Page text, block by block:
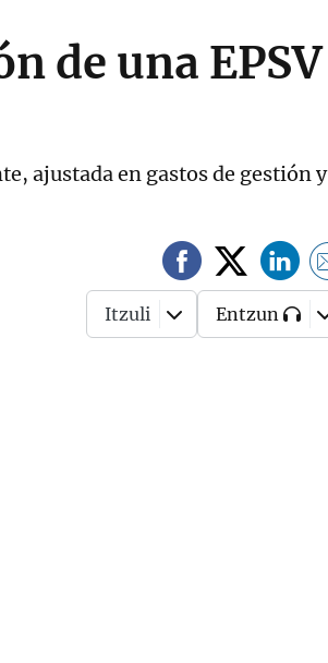
de una EPSV
ajustada en gastos de gestión y
Itzuli Entzun